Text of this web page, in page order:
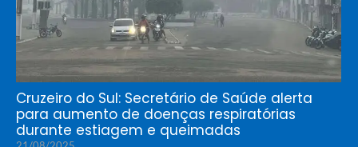
Cruzeiro do Sul: Secretário de Saúde alerta
para aumento de doenças respiratórias
durante estiagem e queimadas